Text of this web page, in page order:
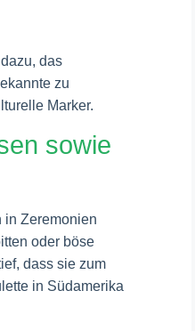
das
zu
Marker.
sowie
in Zeremonien
oder böse
dass sie zum
in Südamerika